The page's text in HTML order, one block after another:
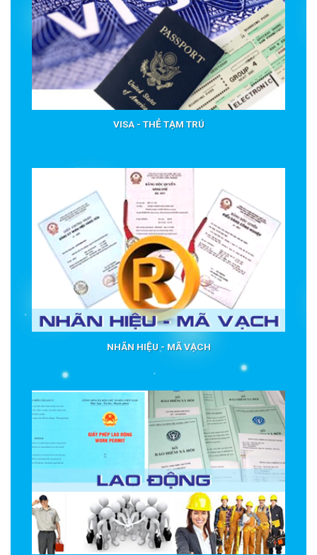
VISA - THẺ TẠM TRÚ
NHÃN HIỆU - MÃ VẠCH